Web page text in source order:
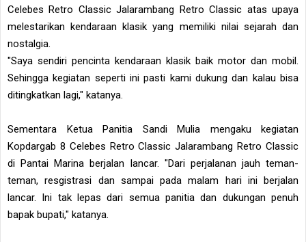
Celebes Retro Classic Jalarambang Retro Classic atas upaya
melestarikan kendaraan klasik yang memiliki nilai sejarah dan
nostalgia.
"Saya sendiri pencinta kendaraan klasik baik motor dan mobil.
Sehingga kegiatan seperti ini pasti kami dukung dan kalau bisa
ditingkatkan lagi," katanya.
Sementara Ketua Panitia Sandi Mulia mengaku kegiatan
Kopdargab 8 Celebes Retro Classic Jalarambang Retro Classic
di Pantai Marina berjalan lancar. "Dari perjalanan jauh teman-
teman, resgistrasi dan sampai pada malam hari ini berjalan
lancar. Ini tak lepas dari semua panitia dan dukungan penuh
bapak bupati," katanya.